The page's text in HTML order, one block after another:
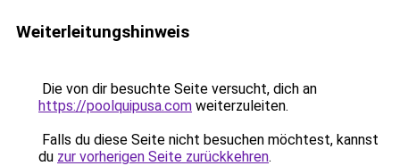
Weiterleitungshinweis
Die von dir besuchte Seite versucht, dich an
https://poolquipusa.com weiterzuleiten.
Falls du diese Seite nicht besuchen möchtest, kannst
du zur vorherigen Seite zurückkehren.